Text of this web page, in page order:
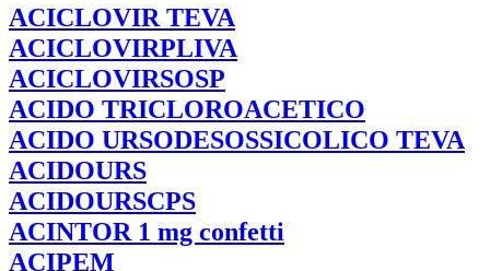
ACICLOVIR TEVA
ACICLOVIRPLIVA
ACICLOVIRSOSP
ACIDO TRICLOROACETICO
ACIDO URSODESOSSICOLICO TEVA
ACIDOURS
ACIDOURSCPS
ACINTOR 1 mg confetti
ACIPEM